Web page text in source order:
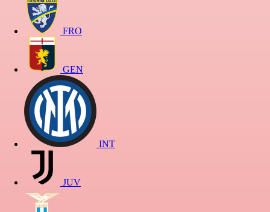
FRO
GEN
INT
JUV